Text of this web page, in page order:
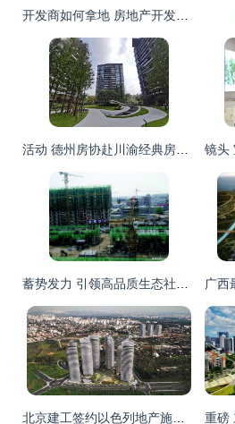
开发商如何拿地 房地产开发商拿地流程
活动 德州房协赴川渝经典房地产开发项目考察活动圆满成功
蓄势发力 引领高品质生态社区潮流 绥中县金屋房地产开发访谈录
北京建工签约以色列地产施工项目,为中国企业首单